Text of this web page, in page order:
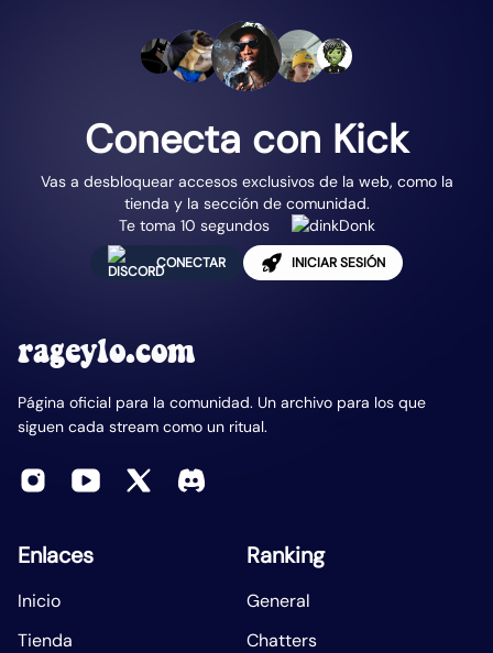
Conecta con Kick
Vas a desbloquear accesos exclusivos de la web, como la
tienda y la sección de comunidad.
Te toma 10 segundos
CONECTAR INICIAR SESIÓN
rageylo.com
Página oficial para la comunidad. Un archivo para los que
siguen cada stream como un ritual.
Enlaces
Inicio
Tienda
Ranking
General
Chatters